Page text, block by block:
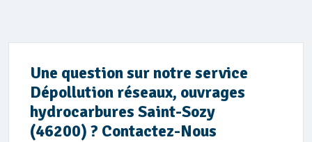
Une question sur notre service
Dépollution réseaux, ouvrages
hydrocarbures Saint-Sozy
(46200) ? Contactez-Nous